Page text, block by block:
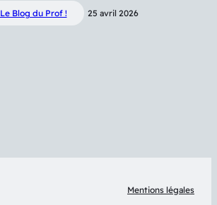
Le Blog du Prof ! 25 avril 2026
Mentions légales